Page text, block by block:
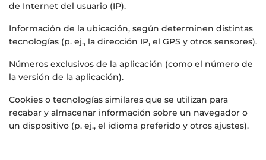
de Internet del usuario (IP).
Información de la ubicación, según determinen distintas
tecnologías (p. ej., la dirección IP, el GPS y otros sensores).
Números exclusivos de la aplicación (como el número de
la versión de la aplicación).
Cookies o tecnologías similares que se utilizan para
recabar y almacenar información sobre un navegador o
un dispositivo (p. ej., el idioma preferido y otros ajustes).